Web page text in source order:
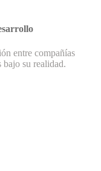
entre compañías
bajo su realidad.